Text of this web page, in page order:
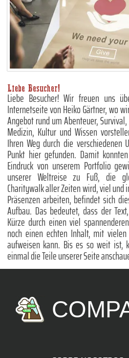
Liebe Besucher!
Liebe Besucher! Wir freuen uns
Internetseite von Heiko Gärtner, wo
Angebot rund um Abenteuer,
Medizin, Kultur und Wissen
Ihren Weg durch die
Punkt hier gefunden. Damit
Eindruck von unserem Portfolio
unserer Weltreise zu Fuß, die
Charitywalk aller Zeiten wird, viel und
Präsenzen arbeiten, befindet sich
Aufbau. Das bedeutet, dass der
Kürze durch einen viel
noch einen echten Inhalt, mit
aufweisen kann. Bis es so weit ist,
einmal die Teile unserer Seite